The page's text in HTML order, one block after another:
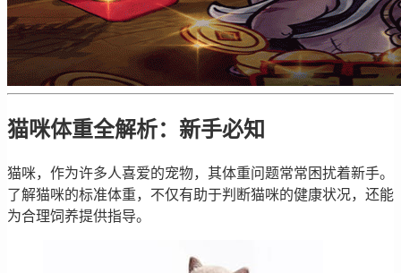
猫咪体重全解析：新手必知
猫咪，作为许多人喜爱的宠物，其体重问题常常困扰着新手。
了解猫咪的标准体重，不仅有助于判断猫咪的健康状况，还能
为合理饲养提供指导。